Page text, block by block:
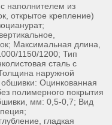
наполнителем из
открытое крепление)
Максимальная длина,
1150/1200; Тип
сталь с
наружной
Оцинкованная
полимерного покрытия
мм: 0,5-0,7; Вид
гладкая